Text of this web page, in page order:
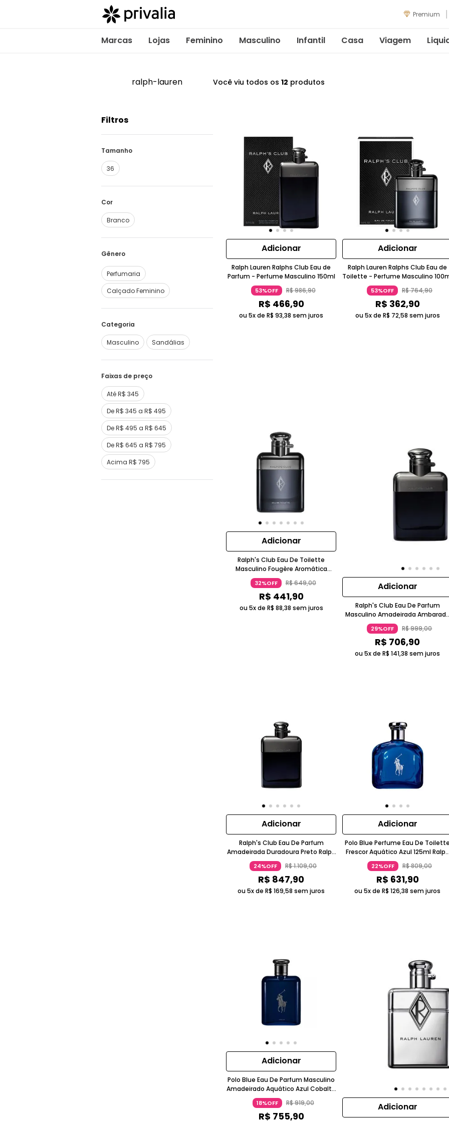
Premium
Marcas Lojas Feminino Masculino Infantil Casa Viagem
ralph-lauren Você viu todos os 12 produtos
Filtros
Tamanho
36
Cor
Branco
Perfumaria
Calçado Feminino
Categoria
Masculino Sandálias
Faixas de preço
Até R$ 345
De R$ 345 a R$ 495
De R$ 495 a R$ 645
De R$ 645 a R$ 795
Acima R$ 795
Adicionar
Ralph Lauren Ralphs Club Eau de
Parfum - Perfume Masculino 150ml
53%OFF R$986,90
R$ 466,90
ou 5x deR$ 93,38 sem juros
Adicionar
Ralph Lauren Ralphs Club Eau de
Toilette - Perfume Masculino
53%OFF R$764,90
R$ 362,90
ou 5x de R$ 72,58 sem juros
Adicionar
Ralph's Club Eau De Toilette
Masculino Fougère Aromática
Amadeirada 50 Ml Ralph Lauren
32%OFF R$649,00
R$ 441,90
ou 5x de R$ 88,38 sem juros
Adicionar
Ralph's Club Eau De Parfum
Masculino Amadeirada
Frasco Preto 100ml Ralph Lauren
29%OFF R$999,00
R$ 706,90
ou 5x deR$ 141,38 sem juros
Adicionar
Ralph's Club Eau De Parfum
Amadeirada Duradoura Preto Ralph
Lauren
24%OFF R$1.109,00
R$ 847,90
ou 5x deR$ 169,58 sem juros
Adicionar
Polo Blue Perfume Eau De
Frescor Aquático Azul 125ml Ralph
Lauren
22%OFF R$809,00
R$ 631,90
ou 5x deR$ 126,38 sem juros
Adicionar
Polo Blue Eau De Parfum Masculino
Amadeirado Aquático Azul Cobalto
Ralph Lauren
18%OFF R$919,00
R$ 755,90
Adicionar